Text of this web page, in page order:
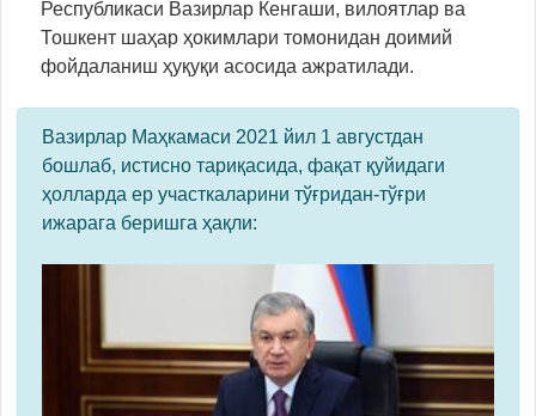
Республикаси Вазирлар Кенгаши, вилоятлар ва
Тошкент шаҳар ҳокимлари томонидан доимий
фойдаланиш ҳуқуқи асосида ажратилади.
Вазирлар Маҳкамаси 2021 йил 1 августдан
бошлаб, истисно тариқасида, фақат қуйидаги
ҳолларда ер участкаларини тўғридан-тўғри
ижарага беришга ҳақли: